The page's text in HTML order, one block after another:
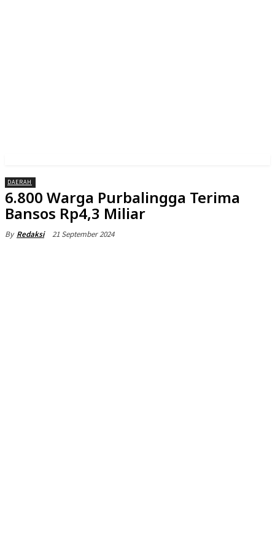
DAERAH
6.800 Warga Purbalingga Terima
Bansos Rp4,3 Miliar
By Redaksi 21 September 2024